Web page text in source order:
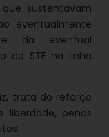
sustentavam
eventualmente
da eventual
do STF na linha
trata do reforço
liberdade, penas